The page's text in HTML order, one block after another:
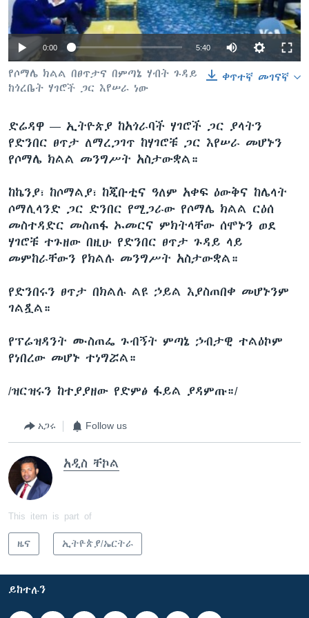
ቋንቋዎች
0:00 5:40
ቀጥተኛ መገናኛ
የሶማሌ ክልል በፀጥታና በምጣኔ ሃብት ጉዳይ
ከጎረቤት ሃገሮች ጋር እየሠራ ነው
ድሬዳዋ — ኢትዮጵያ ከአጎራባች ሃገሮች ጋር ያላትን
የድንበር ፀጥታ ለማረጋገጥ ከሃገሮቹ ጋር እየሠራ መሆኑን
የሶማሌ ክልል መንግሥት አስታውቋል።
ከኬንያ፣ ከሶማልያ፣ ከጂቡቲና ዓለም አቀፍ ዕውቅና ከሌላት
ሶማሊላንድ ጋር ድንበር የሚጋራው የሶማሌ ክልል ርዕሰ
መስተዳድር መስጠፋ ኡመርና ምክትላቸው ሰሞኑን ወደ
ሃገሮቹ ተጉዘው በዚሁ የድንበር ፀጥታ ጉዳይ ላይ
መምከራቸውን የክልሉ መንግሥት አስታውቋል።
የድንበሩን ፀጥታ በክልሉ ልዩ ኃይል እያስጠበቀ መሆኑንም
ገልጿል።
የፕሬዝዳንት ሙስጠፌ ጉብኝት ምጣኔ ኃብታዊ ተልዕኮም
የነበረው መሆኑ ተነግሯል።
/ዝርዝሩን ከተያያዘው የድምፅ ፋይል ያዳምጡ።/
አጋሩ Follow us
አዲስ ቸኮል
This item is part of
ዜና ኢትዮጵያ/ኤርትራ
ይከተሉን